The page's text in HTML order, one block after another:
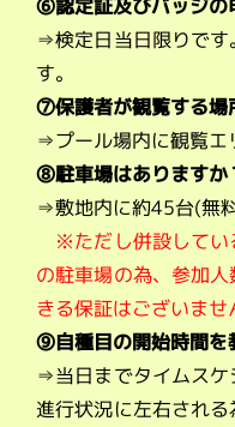
⑥認定証及びバッジの
⇒検定日当日限りです
す。
⑦保護者が観覧する場
⇒プール場内に観覧エ
⑧駐車場はありますか
⇒敷地内に約45台(無
※ただし併設してい
の駐車場の為、参加
きる保証はございませ
⑨自種目の開始時間を
⇒当日までタイムスケ
進行状況に左右され